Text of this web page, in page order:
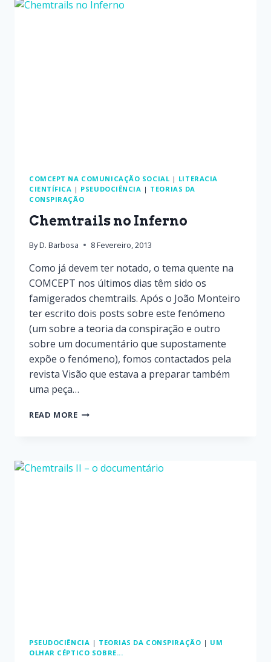
COMCEPT NA COMUNICAÇÃO SOCIAL | LITERACIA
CIENTÍFICA | PSEUDOCIÊNCIA | TEORIAS DA
CONSPIRAÇÃO
Chemtrails no Inferno
ByD. Barbosa 8 Fevereiro, 2013
Como já devem ter notado, o tema quente na
COMCEPT nos últimos dias têm sido os
famigerados chemtrails. Após o João Monteiro
ter escrito dois posts sobre este fenómeno
(um sobre a teoria da conspiração e outro
sobre um documentário que supostamente
expõe o fenómeno), fomos contactados pela
revista Visão que estava a preparar também
uma peça…
READ MORE
PSEUDOCIÊNCIA | TEORIAS DA CONSPIRAÇÃO | UM
OLHAR CÉPTICO SOBRE...